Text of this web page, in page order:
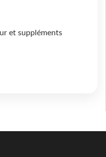
et suppléments